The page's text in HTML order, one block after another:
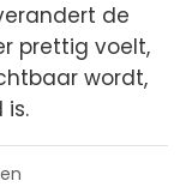
de
prettig voelt,
wordt,
is.